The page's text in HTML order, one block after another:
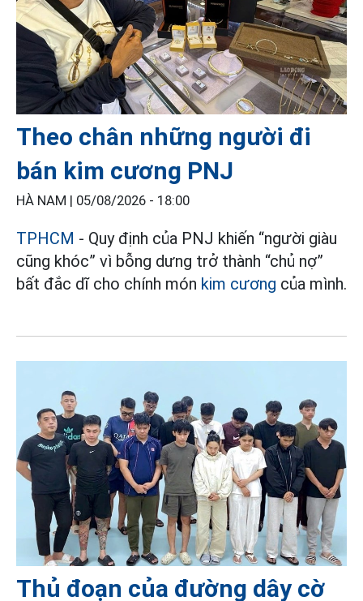
Theo chân những người đi
bán kim cương PNJ
HÀ NAM | 05/08/2026 - 18:00
TPHCM - Quy định của PNJ khiến “người giàu
cũng khóc” vì bỗng dưng trở thành “chủ nợ”
bất đắc dĩ cho chính món kim cương của mình.
Thủ đoạn của đường dây cờ